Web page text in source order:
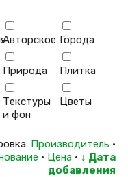
Авторское Города
Природа Плитка
Текстуры
и фон
Цветы
Производитель ·
· Цена· ↓ Дата
добавления